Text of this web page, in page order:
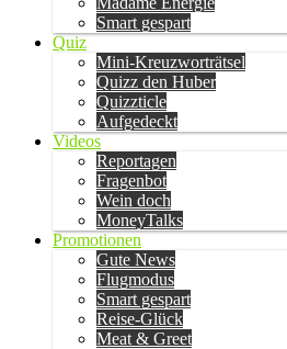
Smart gespart
Quiz
Mini-Kreuzworträtsel
Quizz den Huber
Quizzticle
Aufgedeckt
Videos
Reportagen
Fragenbot
Wein doch
MoneyTalks
Promotionen
Gute News
Flugmodus
Smart gespart
Reise-Glück
Meat & Greet